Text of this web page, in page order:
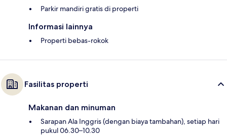
Parkir mandiri gratis di properti
Informasi lainnya
Properti bebas-rokok
Fasilitas properti
Makanan dan minuman
Sarapan Ala Inggris (dengan biaya tambahan), setiap hari
pukul 06.30–10.30